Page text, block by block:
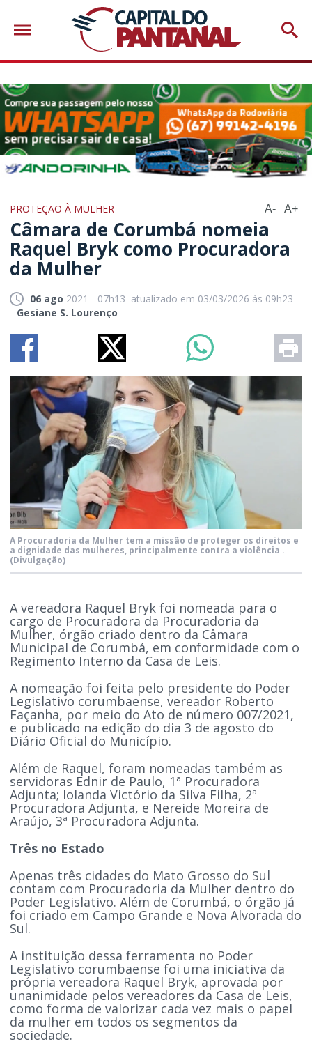
PROTEÇÃO À MULHER A- A+
Câmara de Corumbá nomeia
Raquel Bryk como Procuradora
da Mulher
06 ago 2021 - 07h13 atualizado em 03/03/2026 às 09h23
Gesiane S. Lourenço
A Procuradoria da Mulher tem a missão de proteger os direitos e
a dignidade das mulheres, principalmente contra a violência .
(Divulgação)
A vereadora Raquel Bryk foi nomeada para o
cargo de Procuradora da Procuradoria da
Mulher, órgão criado dentro da Câmara
Municipal de Corumbá, em conformidade com o
Regimento Interno da Casa de Leis.
A nomeação foi feita pelo presidente do Poder
Legislativo corumbaense, vereador Roberto
Façanha, por meio do Ato de número 007/2021,
e publicado na edição do dia 3 de agosto do
Diário Oficial do Município.
Além de Raquel, foram nomeadas também as
servidoras Ednir de Paulo, 1ª Procuradora
Adjunta; Iolanda Victório da Silva Filha, 2ª
Procuradora Adjunta, e Nereide Moreira de
Araújo, 3ª Procuradora Adjunta.
Três no Estado
Apenas três cidades do Mato Grosso do Sul
contam com Procuradoria da Mulher dentro do
Poder Legislativo. Além de Corumbá, o órgão já
foi criado em Campo Grande e Nova Alvorada do
Sul.
A instituição dessa ferramenta no Poder
Legislativo corumbaense foi uma iniciativa da
própria vereadora Raquel Bryk, aprovada por
unanimidade pelos vereadores da Casa de Leis,
como forma de valorizar cada vez mais o papel
da mulher em todos os segmentos da
sociedade.